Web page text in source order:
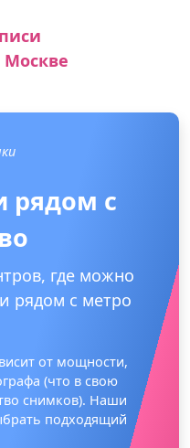
рядом с
где можно
рядом с метро
от мощности,
(что в свою
снимков). Наши
подходящий